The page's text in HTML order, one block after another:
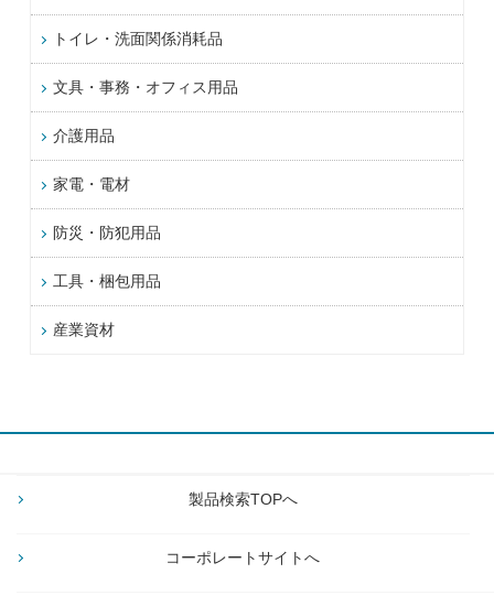
トイレ・洗面関係消耗品
文具・事務・オフィス用品
介護用品
家電・電材
防災・防犯用品
工具・梱包用品
産業資材
製品検索TOPへ
コーポレートサイトへ